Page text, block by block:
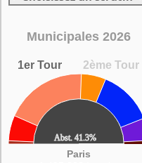
Municipales 2026
1er Tour 2ème Tour
Paris